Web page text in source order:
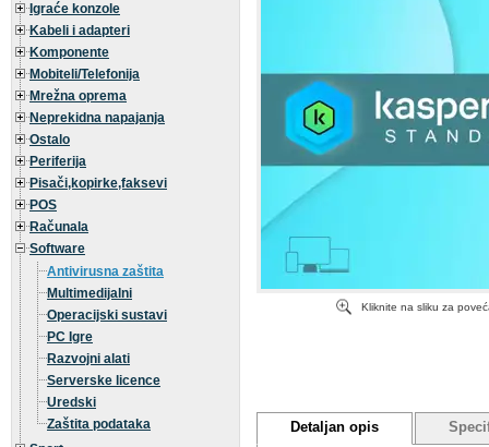
Igraće konzole
Kabeli i adapteri
Komponente
Mobiteli/Telefonija
Mrežna oprema
Neprekidna napajanja
Ostalo
Periferija
Pisači,kopirke,faksevi
POS
Računala
Software
Antivirusna zaštita
Multimedijalni
Operacijski sustavi
PC Igre
Razvojni alati
Serverske licence
Uredski
Zaštita podataka
Kliknite na sliku za
Detaljan opis